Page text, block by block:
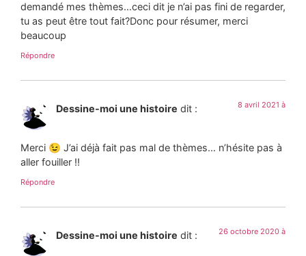
demandé mes thèmes…ceci dit je n’ai pas fini de regarder,
tu as peut être tout fait?Donc pour résumer, merci
beaucoup
Répondre
Dessine-moi une histoire dit : 8 avril 2021 à
Merci 😉 J’ai déjà fait pas mal de thèmes… n’hésite pas à
aller fouiller !!
Répondre
Dessine-moi une histoire dit : 26 octobre 2020 à